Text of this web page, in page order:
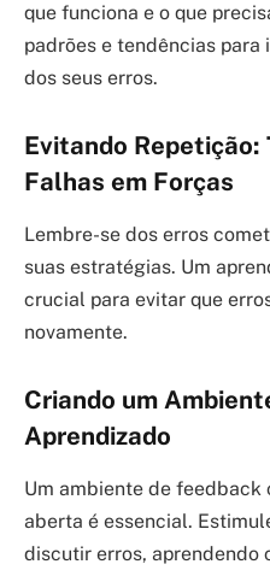
que funciona e o que
padrões e tendências
dos seus erros.
Evitando Repetição:
Falhas em Forças
Lembre-se dos erros
suas estratégias. Um
crucial para evitar que
novamente.
Criando um
Aprendizado
Um ambiente de
aberta é essencial.
discutir erros, aprendendo